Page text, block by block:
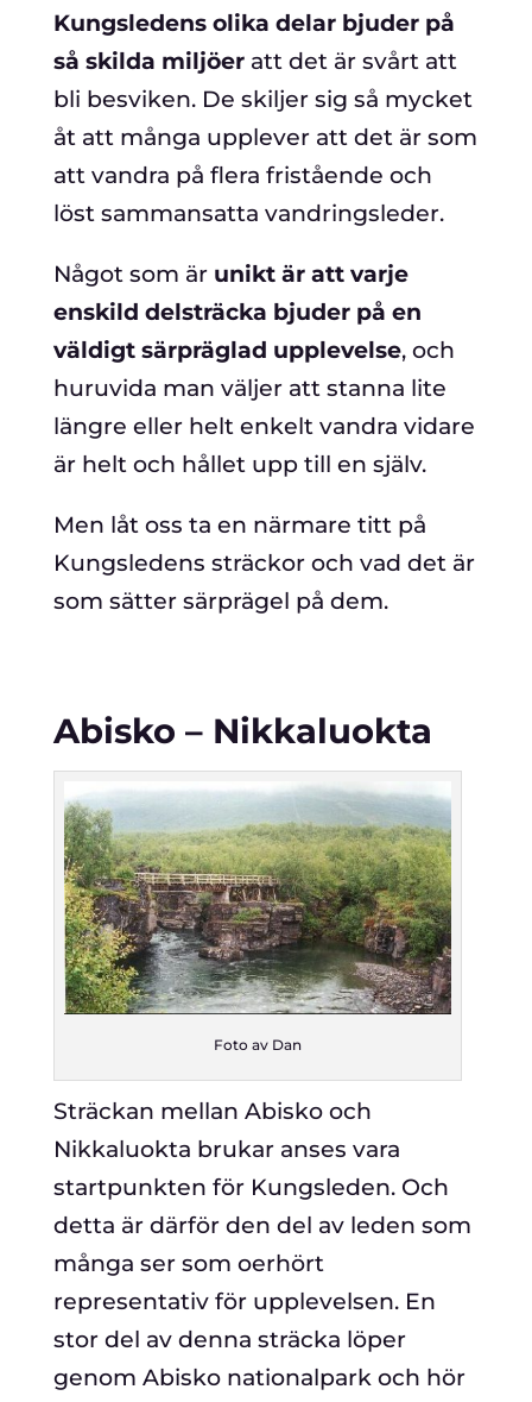
Kungsledens olika delar bjuder på
så skilda miljöeratt det är svårt att
bli besviken. De skiljer sig så mycket
åt att många upplever att det är som
att vandra på flera fristående och
löst sammansatta vandringsleder.
Något som är unikt är att varje
enskild delsträcka bjuder på en
väldigt särpräglad upplevelse, och
huruvida man väljer att stanna lite
längre eller helt enkelt vandra vidare
är helt och hållet upp till en själv.
Men låt oss ta en närmare titt på
Kungsledens sträckor och vad det är
som sätter särprägel på dem.
Abisko – Nikkaluokta
Foto av Dan
Sträckan mellan Abisko och
Nikkaluokta brukar anses vara
startpunkten för Kungsleden. Och
detta är därför den del av leden som
många ser som oerhört
representativ för upplevelsen. En
stor del av denna sträcka löper
genom Abisko nationalpark och hör